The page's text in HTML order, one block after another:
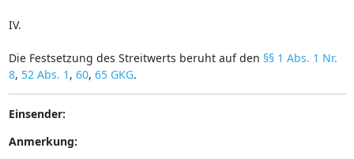
IV.
Die Festsetzung des Streitwerts beruht auf den §§ 1 Abs. 1 Nr.
8, 52 Abs. 1 , 60, 65 GKG.
Einsender:
Anmerkung: